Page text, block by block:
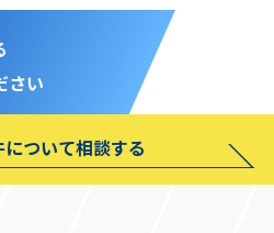
さい
について相談する